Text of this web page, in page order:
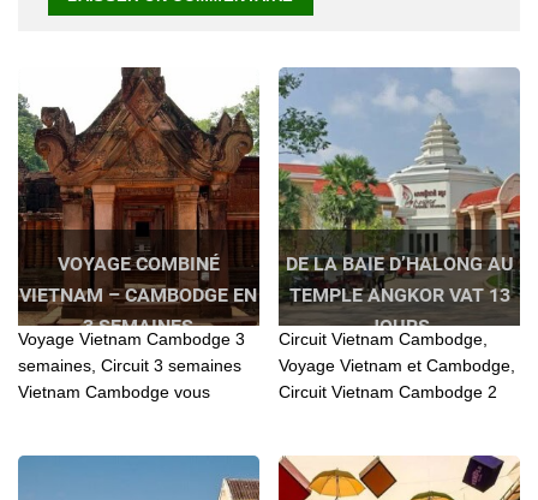
VOYAGE COMBINÉ
VIETNAM – CAMBODGE EN
3 SEMAINES
Voyage Vietnam Cambodge 3
semaines, Circuit 3 semaines
Vietnam Cambodge vous
DE LA BAIE D’HALONG AU
TEMPLE ANGKOR VAT 13
JOURS
Circuit Vietnam Cambodge,
Voyage Vietnam et Cambodge,
Circuit Vietnam Cambodge 2
Vietnam Voyage et Cambodge